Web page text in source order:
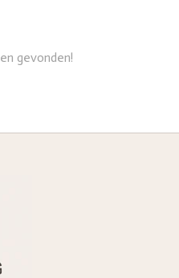
gevonden!